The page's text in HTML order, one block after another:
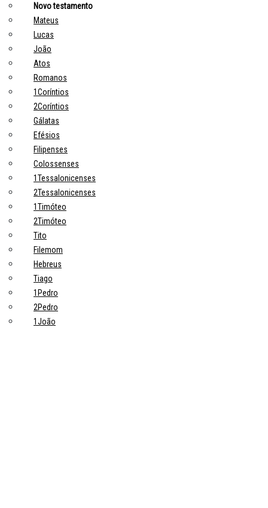
Novo testamento
Mateus
Lucas
João
Atos
Romanos
1Coríntios
2Coríntios
Gálatas
Efésios
Filipenses
Colossenses
1Tessalonicenses
2Tessalonicenses
1Timóteo
2Timóteo
Tito
Filemom
Hebreus
Tiago
1Pedro
2Pedro
1João